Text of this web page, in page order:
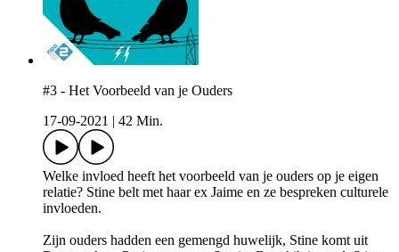
#3 - Het Voorbeeld van je Ouders
17-09-2021
42 Min.
Welke invloed heeft het voorbeeld van je ouders op je eigen
relatie? Stine belt met haar ex Jaime en ze bespreken culturele
invloeden.
Zijn ouders hadden een gemengd huwelijk, Stine komt uit